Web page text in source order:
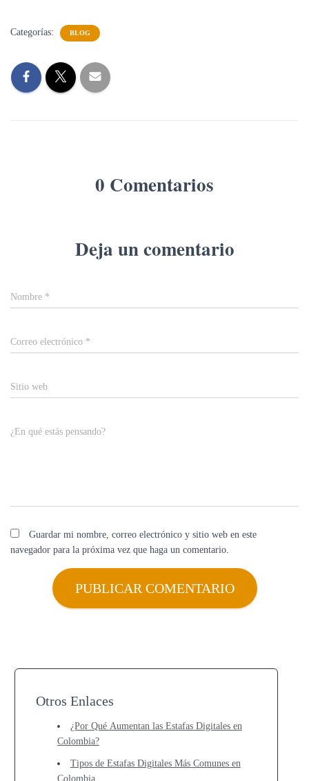
Categorías: BLOG
0 Comentarios
Deja un comentario
Nombre *
Correo electrónico *
Sitio web
¿En qué estás pensando?
Guardar mi nombre, correo electrónico y sitio web en este
navegador para la próxima vez que haga un comentario.
Otros Enlaces
¿Por Qué Aumentan las Estafas Digitales en
Colombia?
Tipos de Estafas Digitales Más Comunes en
Colombia